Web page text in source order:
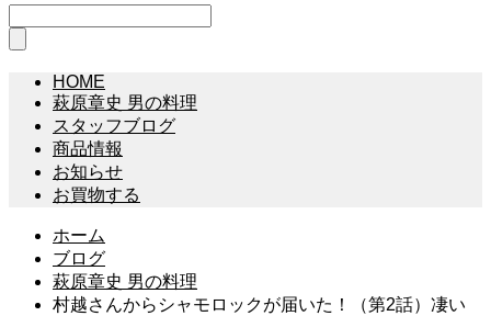
HOME
萩原章史 男の料理
スタッフブログ
商品情報
お知らせ
お買物する
ホーム
ブログ
萩原章史 男の料理
村越さんからシャモロックが届いた！（第2話）凄い